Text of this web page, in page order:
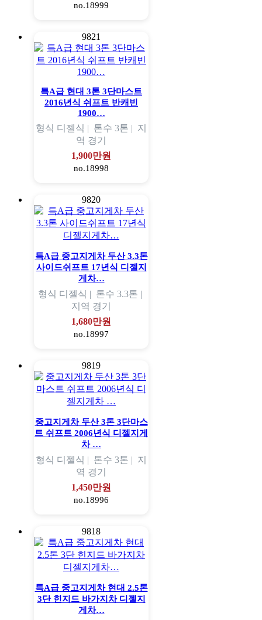
no.18999
9821
특A급 현대 3톤 3단마스트
2016년식 쉬프트 반캐빈
1900…
형식 디젤식 | 톤수 3톤 | 지
역 경기
1,900만원
no.18998
9820
특A급 중고지게차 두산 3.3톤
사이드쉬프트 17년식 디젤지
게차…
형식 디젤식 | 톤수 3.3톤 |
지역 경기
1,680만원
no.18997
9819
중고지게차 두산 3톤 3단마스
트 쉬프트 2006년식 디젤지게
차 …
형식 디젤식 | 톤수 3톤 | 지
역 경기
1,450만원
no.18996
9818
특A급 중고지게차 현대 2.5톤
3단 힌지드 바가지차 디젤지
게차…